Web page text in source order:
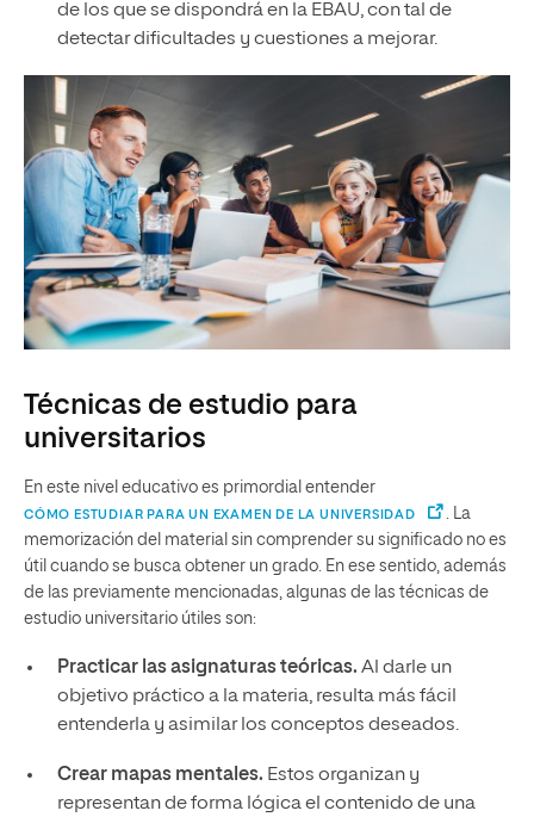
de los que se dispondrá en la EBAU, con tal de
detectar dificultades y cuestiones a mejorar.
Técnicas de estudio para
universitarios
En este nivel educativo es primordial entender
CÓMO ESTUDIAR PARA UN EXAMEN DE LA UNIVERSIDAD
. La
memorización del material sin comprender su significado no es
útil cuando se busca obtener un grado. En ese sentido, además
de las previamente mencionadas, algunas de las técnicas de
estudio universitario útiles son:
Practicar las asignaturas teóricas. Al darle un
objetivo práctico a la materia, resulta más fácil
entenderla y asimilar los conceptos deseados.
Crear mapas mentales. Estos organizan y
representan de forma lógica el contenido de una